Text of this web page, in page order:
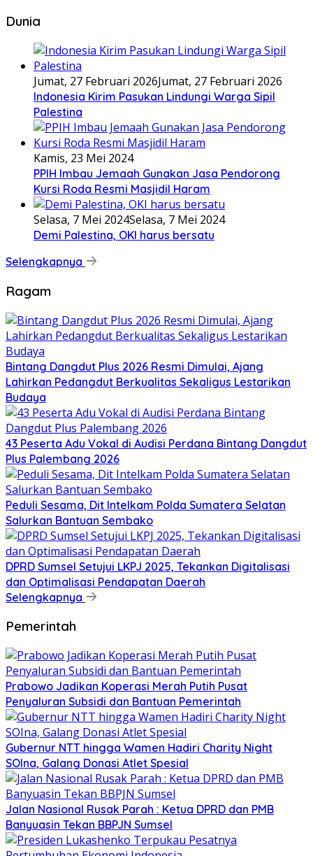
Dunia
Jumat, 27 Februari 2026Jumat, 27 Februari 2026
Indonesia Kirim Pasukan Lindungi Warga Sipil
Palestina
Kamis, 23 Mei 2024
PPIH Imbau Jemaah Gunakan Jasa Pendorong
Kursi Roda Resmi Masjidil Haram
Selasa, 7 Mei 2024Selasa, 7 Mei 2024
Demi Palestina, OKI harus bersatu
Selengkapnya
Ragam
Bintang Dangdut Plus 2026 Resmi Dimulai, Ajang
Lahirkan Pedangdut Berkualitas Sekaligus Lestarikan
Budaya
43 Peserta Adu Vokal di Audisi Perdana Bintang Dangdut
Plus Palembang 2026
Peduli Sesama, Dit Intelkam Polda Sumatera Selatan
Salurkan Bantuan Sembako
DPRD Sumsel Setujui LKPJ 2025, Tekankan Digitalisasi
dan Optimalisasi Pendapatan Daerah
Selengkapnya
Pemerintah
Prabowo Jadikan Koperasi Merah Putih Pusat
Penyaluran Subsidi dan Bantuan Pemerintah
Gubernur NTT hingga Wamen Hadiri Charity Night
SOIna, Galang Donasi Atlet Spesial
Jalan Nasional Rusak Parah : Ketua DPRD dan PMB
Banyuasin Tekan BBPJN Sumsel